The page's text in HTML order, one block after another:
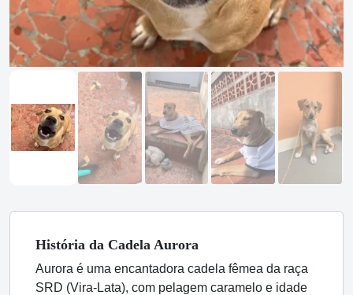
História da Cadela Aurora
Aurora é uma encantadora cadela fêmea da raça
SRD (Vira-Lata), com pelagem caramelo e idade